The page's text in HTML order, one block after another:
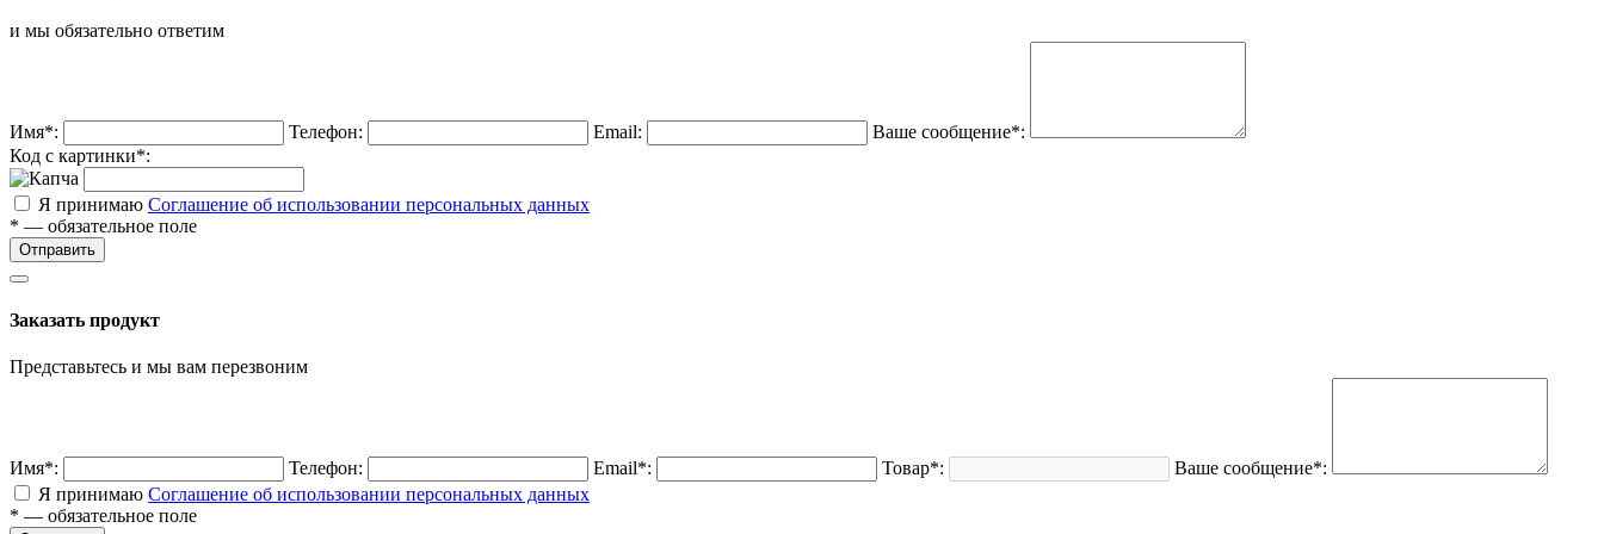
и мы обязательно ответим
Имя*: Телефон: Email:
Ваше сообщение*:
Код с картинки*:
Я принимаю Соглашение об использовании персональных данных
* — обязательное поле
Отправить
Заказать продукт
Представьтесь и мы вам перезвоним
Имя*: Телефон: Email*: Товар*:
Ваше сообщение*:
Я принимаю Соглашение об использовании персональных данных
* — обязательное поле